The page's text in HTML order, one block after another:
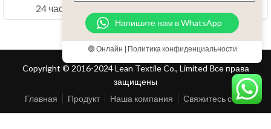
24 часов каждый день 7 дней каждую неделю
Copyright © 2016-2024 Lean Textile Co., Limited Все права
защищены
Главная
Продукт Наша компания Свяжитесь с нами
Напишите нам в WhatsApp
🟢 Онлайн | Политика конфиденциальности